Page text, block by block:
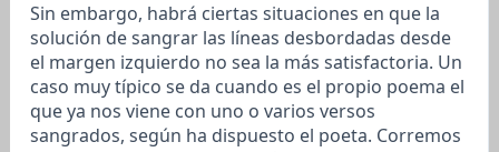
Sin embargo, habrá ciertas situaciones en que la
solución de sangrar las líneas desbordadas desde
el margen izquierdo no sea la más satisfactoria. Un
caso muy típico se da cuando es el propio poema el
que ya nos viene con uno o varios versos
sangrados, según ha dispuesto el poeta. Corremos